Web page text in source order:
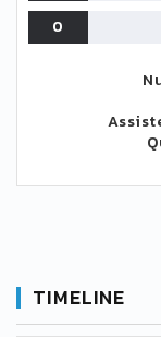
0
TIMELINE